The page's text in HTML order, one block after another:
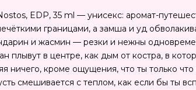
EDP, 35 ml — унисекс: аромат-
границами, а замша и уд
и жасмин — резки и нежны
плывут в центре, как дым от костра, в
ничего, кроме ощущения, что ты только
смешивается с теплом, как если бы ты